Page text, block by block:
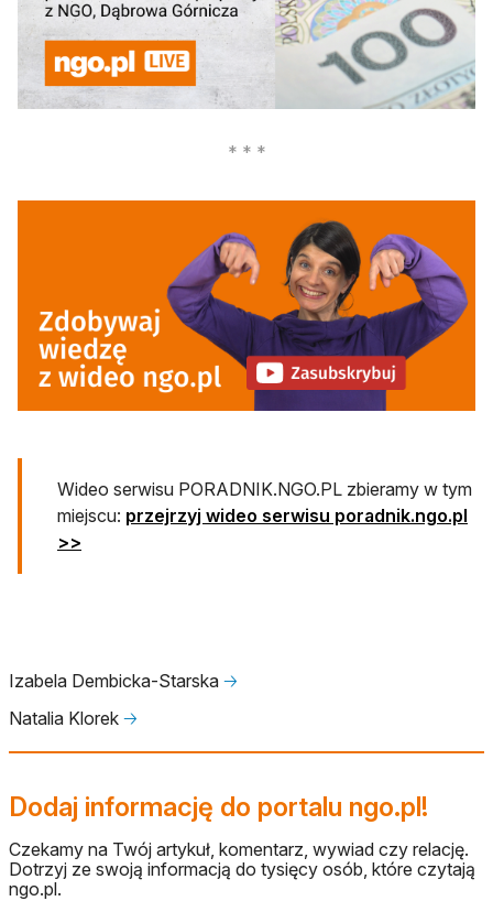
Wideo serwisu PORADNIK.NGO.PL zbieramy w tym
miejscu: przejrzyj wideo serwisu poradnik.ngo.pl
>>
Izabela Dembicka-Starska 🡢
Natalia Klorek 🡢
Dodaj informację do portalu ngo.pl!
Czekamy na Twój artykuł, komentarz, wywiad czy relację.
Dotrzyj ze swoją informacją do tysięcy osób, które czytają
ngo.pl.